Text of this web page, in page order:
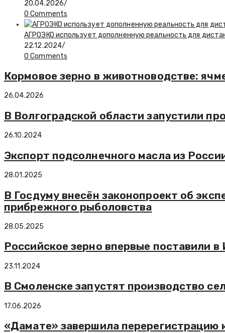
20.04.2026/
0 Comments
АГРОЭКО использует дополненную реальность для
22.12.2024/
0 Comments
Кормовое зерно в животноводстве:
26.04.2026
В Волгоградской области запустили
26.10.2024
Экспорт подсолнечного масла из
28.01.2025
В Госдуму внесён законопроект об
прибрежного рыболовства
28.05.2025
Российское зерно впервые поставили
23.11.2024
В Смоленске запустят производство
17.06.2026
«Дамате» завершила перерегистрацию